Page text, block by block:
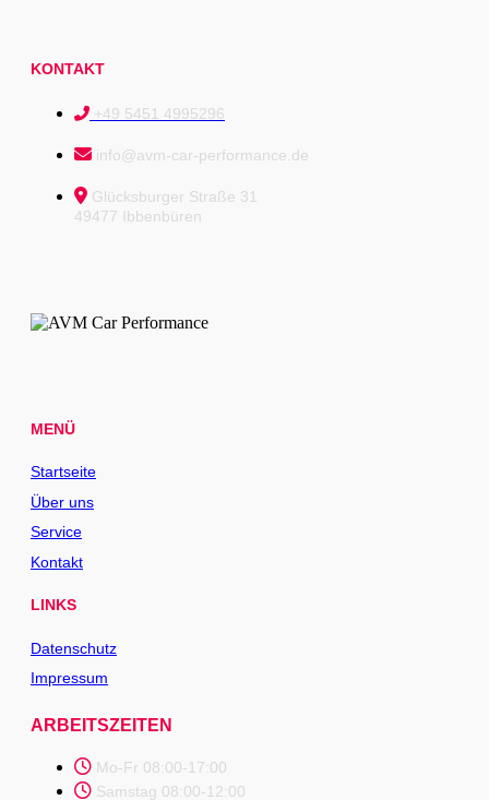
KONTAKT
+49 5451 4995296
info@avm-car-performance.de
Glücksburger Straße 31
49477 Ibbenbüren
MENÜ
Startseite
Über uns
Service
Kontakt
LINKS
Datenschutz
Impressum
ARBEITSZEITEN
Mo-Fr 08:00-17:00
Samstag 08:00-12:00